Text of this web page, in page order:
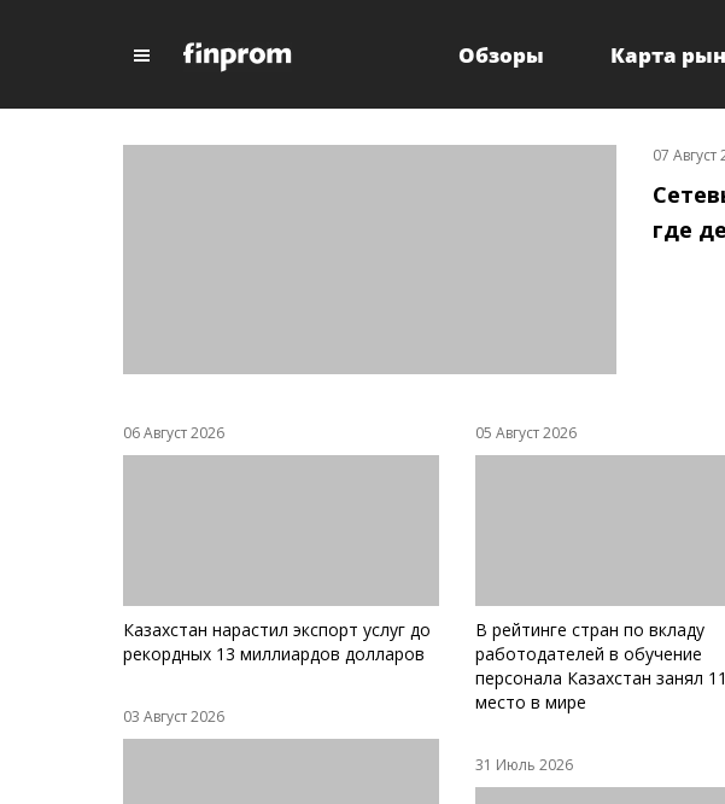
Обзоры Карта
07 Август
где
06 Август 2026
Казахстан нарастил экспорт услуг до
рекордных 13 миллиардов долларов
03 Август 2026
05 Август 2026
В рейтинге стран по вкладу
работодателей в обучение
персонала Казахстан занял
место в мире
31 Июль 2026